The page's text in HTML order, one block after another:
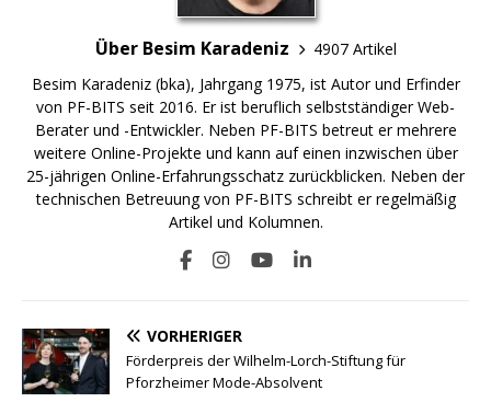
Über Besim Karadeniz
4907 Artikel
Besim Karadeniz (bka), Jahrgang 1975, ist Autor und Erfinder
von PF-BITS seit 2016. Er ist beruflich selbstständiger Web-
Berater und -Entwickler. Neben PF-BITS betreut er mehrere
weitere Online-Projekte und kann auf einen inzwischen über
25-jährigen Online-Erfahrungsschatz zurückblicken. Neben der
technischen Betreuung von PF-BITS schreibt er regelmäßig
Artikel und Kolumnen.
VORHERIGER
Förderpreis der Wilhelm-Lorch-Stiftung für
Pforzheimer Mode-Absolvent